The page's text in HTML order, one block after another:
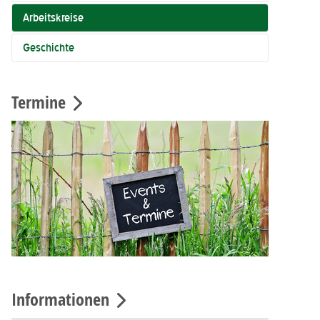
Arbeitskreise
Geschichte
Termine
Informationen